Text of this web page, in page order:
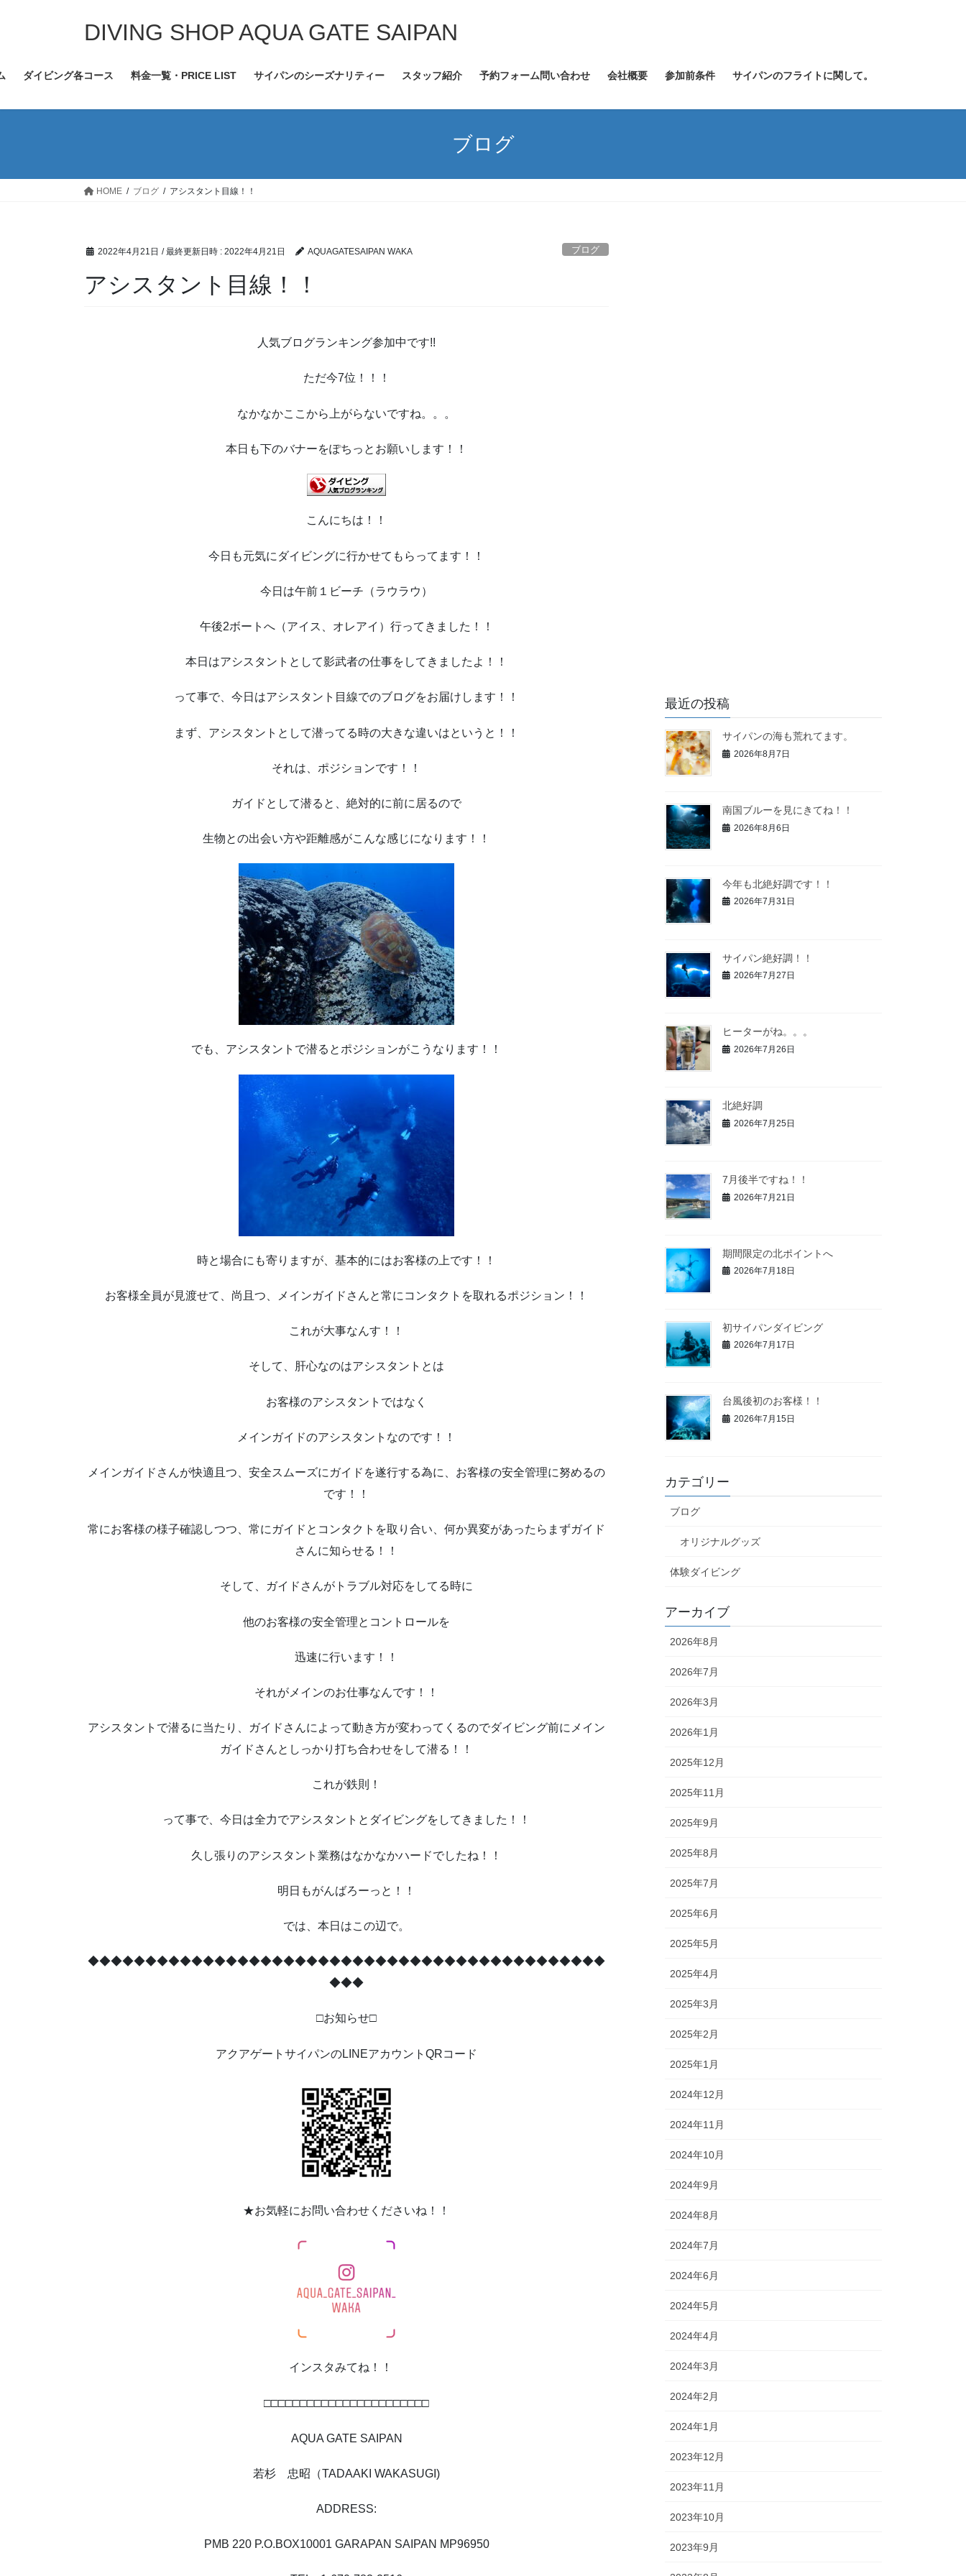
ツ
ス
シ
ン
DIVING SHOP AQUA GATE SAIPAN
ダイビング各コース 料金一覧・PRICE LIST サイパンのシーズナリティー スタッフ紹介 予約フォーム問い合わせ 会社概要 参加前条件 サイパンのフライトに関して。
ブログ
HOME ブログ アシスタント目線！！
2022年4月21日 / 最終更新日時 : 2022年4月21日 AQUAGATESAIPAN WAKA ブログ
アシスタント目線！！
人気ブログランキング参加中です!!
ただ今7位！！！
なかなかここから上がらないですね。。。
本日も下のバナーをぽちっとお願いします！！
こんにちは！！
今日も元気にダイビングに行かせてもらってます！！
今日は午前１ビーチ（ラウラウ）
午後2ボートへ（アイス、オレアイ）行ってきました！！
本日はアシスタントとして影武者の仕事をしてきましたよ！！
って事で、今日はアシスタント目線でのブログをお届けします！！
まず、アシスタントとして潜ってる時の大きな違いはというと！！
それは、ポジションです！！
ガイドとして潜ると、絶対的に前に居るので
生物との出会い方や距離感がこんな感じになります！！
でも、アシスタントで潜るとポジションがこうなります！！
時と場合にも寄りますが、基本的にはお客様の上です！！
お客様全員が見渡せて、尚且つ、メインガイドさんと常にコンタクトを取れるポジション！！
これが大事なんす！！
そして、肝心なのはアシスタントとは
お客様のアシスタントではなく
メインガイドのアシスタントなのです！！
メインガイドさんが快適且つ、安全スムーズにガイドを遂行する為に、お客様の安全管理に努めるの
です！！
常にお客様の様子確認しつつ、常にガイドとコンタクトを取り合い、何か異変があったらまずガイド
さんに知らせる！！
そして、ガイドさんがトラブル対応をしてる時に
他のお客様の安全管理とコントロールを
迅速に行います！！
それがメインのお仕事なんです！！
アシスタントで潜るに当たり、ガイドさんによって動き方が変わってくるのでダイビング前にメイン
ガイドさんとしっかり打ち合わせをして潜る！！
これが鉄則！
って事で、今日は全力でアシスタントとダイビングをしてきました！！
久し張りのアシスタント業務はなかなかハードでしたね！！
明日もがんばろーっと！！
では、本日はこの辺で。
◆◆◆◆◆◆◆◆◆◆◆◆◆◆◆◆◆◆◆◆◆◆◆◆◆◆◆◆◆◆◆◆◆◆◆◆◆◆◆◆◆◆◆◆◆
◆◆◆
□お知らせ□
アクアゲートサイパンのLINEアカウント QRコード
★お気軽にお問い合わせくださいね！！
インスタみてね！！
□□□□□□□□□□□□□□□□□□□□□□□
AQUA GATE SAIPAN
若杉 忠昭（TADAAKI WAKASUGI)
ADDRESS:
PMB 220 P.O.BOX10001 GARAPAN SAIPAN MP96950
最近の投稿
サイパンの海も荒れてます。
2026年8月7日
南国ブルーを見にきてね！！
2026年8月6日
今年も北絶好調です！！
2026年7月31日
サイパン絶好調！！
2026年7月27日
ヒーターがね。。。
2026年7月26日
北絶好調
2026年7月25日
7月後半ですね！！
2026年7月21日
期間限定の北ポイントへ
2026年7月18日
初サイパンダイビング
2026年7月17日
台風後初のお客様！！
2026年7月15日
カテゴリー
ブログ
オリジナルグッズ
体験ダイビング
アーカイブ
2026年8月
2026年7月
2026年3月
2026年1月
2025年12月
2025年11月
2025年9月
2025年8月
2025年7月
2025年6月
2025年5月
2025年4月
2025年3月
2025年2月
2025年1月
2024年12月
2024年11月
2024年10月
2024年9月
2024年8月
2024年7月
2024年6月
2024年5月
2024年4月
2024年3月
2024年2月
2024年1月
2023年12月
2023年11月
2023年10月
2023年9月